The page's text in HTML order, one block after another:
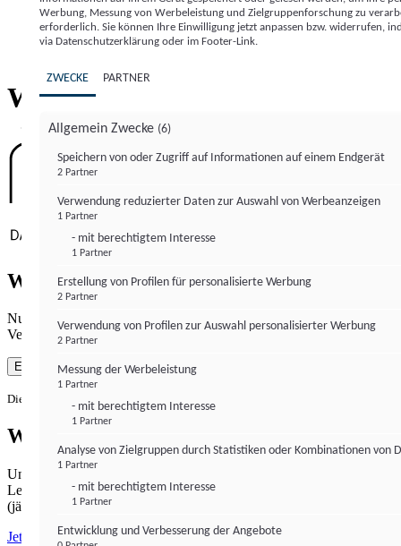
Institutional Money
ImpressumDatenschutzerklärung
Willkommen bei
Wie gewohnt mit Werbung lesen
Nutzen Sie institutional-money.com mit Ihrer Zustimmung zur
Verwendung von Cookies für Webanalyse und Werbemaßnahmen.
Einverstanden
Die Zustimmung ist jederzeit widerrufbar.
Werbefrei lesen
Unabhängiger Journalismus hat seinen Preis.
Lesen Sie institutional-money.com PUR für 33,99€ pro Monat
(jährliche Abrechnung).
Jetzt abonnieren
Werbung, Messung von Werbeleistung und Zielgruppenforschung zu
erforderlich. Sie können Ihre Einwilligung jetzt anpassen bzw. widerrufen,
via Datenschutzerklärung oder im Footer-Link.
ZWECKE PARTNER
Allgemein Zwecke (6)
Speichern von oder Zugriff auf Informationen auf einem Endgerät
2 Partner
Verwendung reduzierter Daten zur Auswahl von Werbeanzeigen
1 Partner
- mit berechtigtem Interesse
1 Partner
Erstellung von Profilen für personalisierte Werbung
2 Partner
Verwendung von Profilen zur Auswahl personalisierter Werbung
2 Partner
Messung der Werbeleistung
1 Partner
- mit berechtigtem Interesse
1 Partner
Analyse von Zielgruppen durch Statistiken oder Kombinationen von
1 Partner
- mit berechtigtem Interesse
1 Partner
Entwicklung und Verbesserung der Angebote